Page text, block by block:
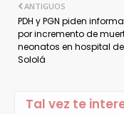
ANTIGUOS
PDH y PGN piden
por incremento de
neonatos en hospital de
Sololá
Tal vez te